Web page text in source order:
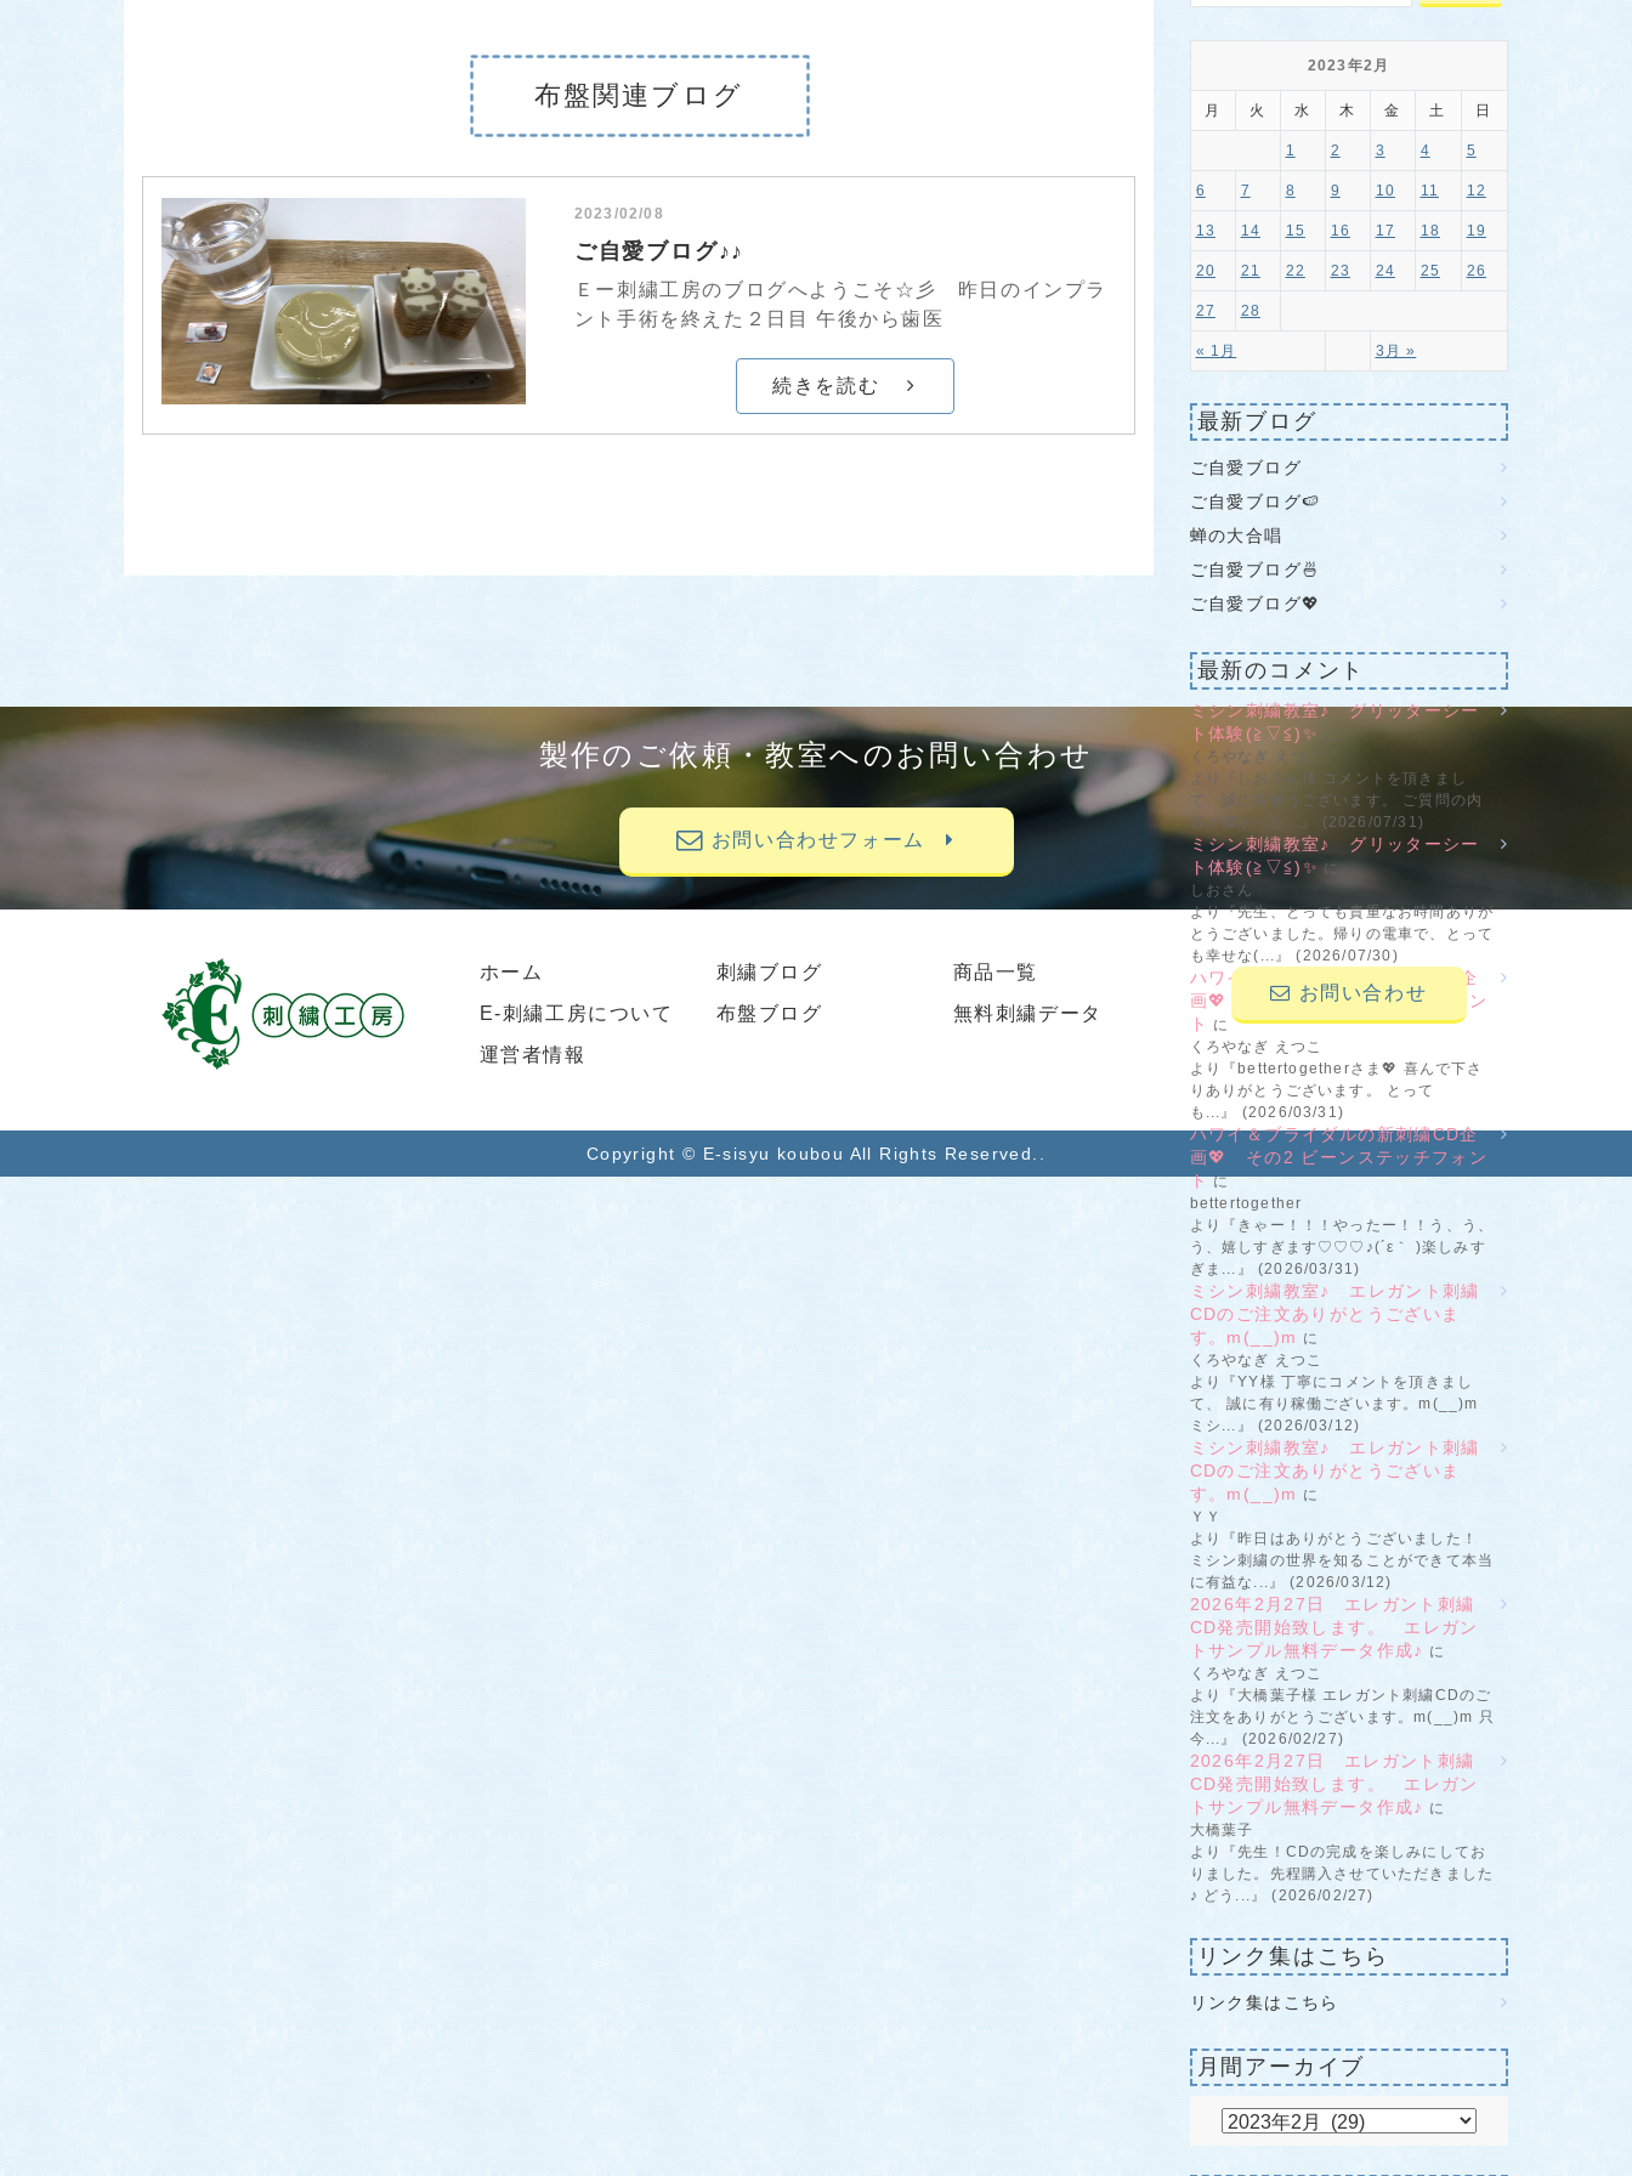
布盤関連ブログ
2023/02/08
ご自愛ブログ♪♪
Ｅー刺繍工房のブログへようこそ☆彡 昨日のインプラ
ント手術を終えた２日目 午後から歯医
続きを読む
2023年2月
月 火 水 木 金 土 日
« 1月 3月 »
1 2 3 4 5
6 7 8 9 10 11 12
13 14 15 16 17 18 19
20 21 22 23 24 25 26
27 28
最新ブログ
ご自愛ブログ
ご自愛ブログ🍉
蝉の大合唱
ご自愛ブログ🍜
ご自愛ブログ💖
最新のコメント
ミシン刺繍教室♪ グリッターシー
ト体験(≧▽≦)✨
くろやなぎ えつこ
より『しおさん様 コメントを頂きまし
て、誠に有難うございます。 ご質問の内
容が濃かった...』 (2026/07/31)
ミシン刺繍教室♪ グリッターシー
ト体験(≧▽≦)✨ に
しおさん
より『先生、とっても貴重なお時間ありが
とうございました。帰りの電車で、とって
も幸せな(...』 (2026/07/30)
ハワイ＆ブライダルの新刺繍CD企
画💖 その2 ビーンステッチフォン
ト
に
くろやなぎ えつこ
より『bettertogetherさま💖 喜んで下さ
りありがとうございます。 とって
も...』 (2026/03/31)
ハワイ＆ブライダルの新刺繍CD企
画💖 その2 ビーンステッチフォン
トに
bettertogether
より『きゃー！！！やったー！！う、う、
う、嬉しすぎます♡♡♡♪(´ε｀ )楽しみす
ぎま...』 (2026/03/31)
ミシン刺繍教室♪ エレガント刺繍
CDのご注文ありがとうございま
す。m(__)m に
くろやなぎ えつこ
より『YY様 丁寧にコメントを頂きまし
て、 誠に有り稼働ございます。m(__)m
ミシ...』 (2026/03/12)
ミシン刺繍教室♪ エレガント刺繍
CDのご注文ありがとうございま
す。m(__)m に
ＹＹ
より『昨日はありがとうございました！
ミシン刺繍の世界を知ることができて本当
に有益な...』 (2026/03/12)
2026年2月27日 エレガント刺繍
CD発売開始致します。 エレガン
トサンプル無料データ作成♪ に
くろやなぎ えつこ
より『大橋葉子様 エレガント刺繍CDのご
注文をありがとうございます。m(__)m 只
今...』 (2026/02/27)
2026年2月27日 エレガント刺繍
CD発売開始致します。 エレガン
トサンプル無料データ作成♪ に
大橋葉子
より『先生！CDの完成を楽しみにしてお
りました。先程購入させていただきました
♪ どう...』 (2026/02/27)
リンク集はこちら
リンク集はこちら
月間アーカイブ
製作のご依頼・教室へのお問い合わせ
お問い合わせフォーム
ホーム
E-刺繍工房について
運営者情報
刺繍ブログ
布盤ブログ
商品一覧
無料刺繍データ
お問い合わせ
Copyright © E-sisyu koubou All Rights Reserved..